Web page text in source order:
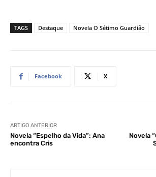
TAGS Destaque Novela O Sétimo Guardião
Facebook X
ARTIGO ANTERIOR
Novela “Espelho da Vida”: Ana
encontra Cris
Novela